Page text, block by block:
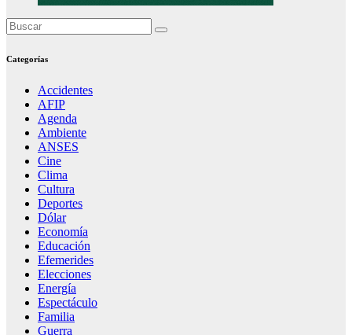
Categorías
Accidentes
AFIP
Agenda
Ambiente
ANSES
Cine
Clima
Cultura
Deportes
Dólar
Economía
Educación
Efemerides
Elecciones
Energía
Espectáculo
Familia
Guerra